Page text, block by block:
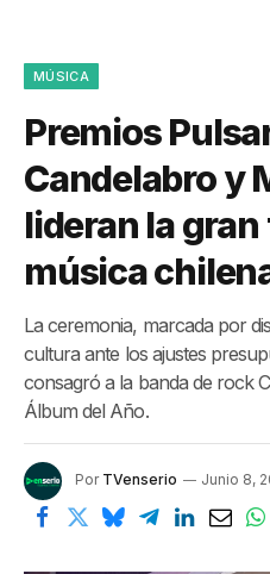
MÚSICA
Premios
Candelabro y
lideran la gran
música
La ceremonia, marcada por
cultura ante los ajustes
consagró a la banda de rock
Álbum del Año.
Por TVenserio Junio 8,